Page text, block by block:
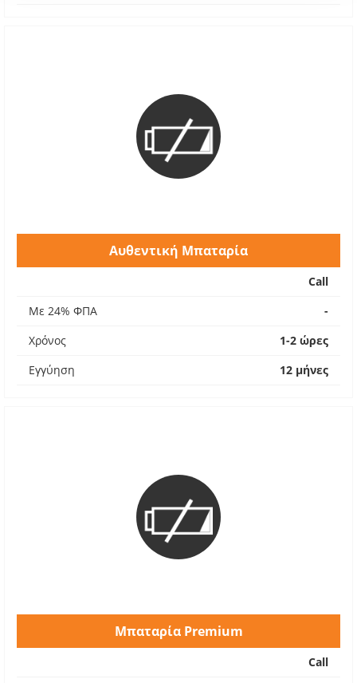
Αυθεντική Μπαταρία
Call
Με 24% ΦΠΑ
-
Χρόνος
1-2 ώρες
Εγγύηση
12 μήνες
Μπαταρία Premium
Call